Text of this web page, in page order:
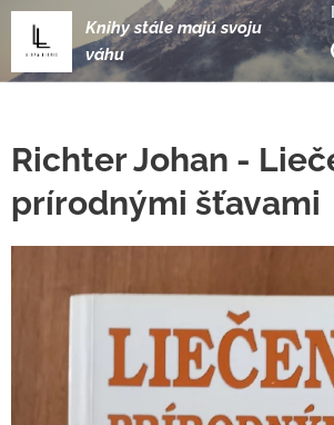
Knihy stále majú svoju
váhu
Richter Johan -
prírodnými šťavami